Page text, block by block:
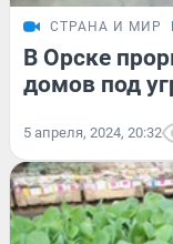
СТРАНА И МИР
В Орске
домов под
5 апреля, 2024, 20:32